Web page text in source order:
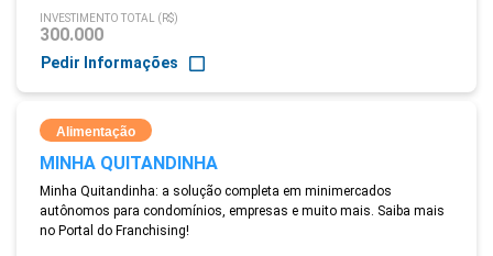
INVESTIMENTO TOTAL (R$)
300.000
Pedir Informações
Alimentação
MINHA QUITANDINHA
Minha Quitandinha: a solução completa em minimercados
autônomos para condomínios, empresas e muito mais. Saiba mais
no Portal do Franchising!